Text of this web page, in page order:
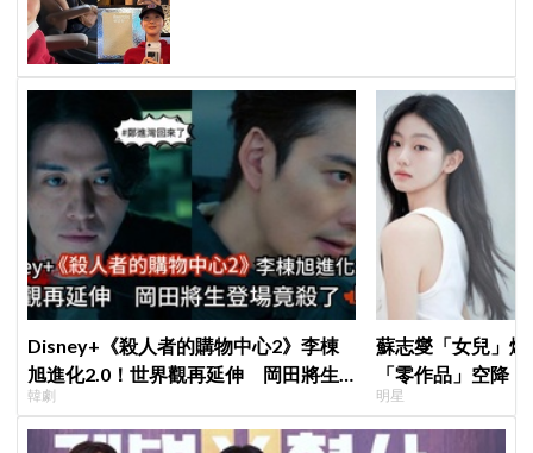
Disney+《殺人者的購物中心2》李棟
旭進化2.0！世界觀再延伸 岡田將生
登場竟殺了「他」
韓劇
蘇志燮「女兒」
「零作品」空降
片被挖出網驚呆
明星